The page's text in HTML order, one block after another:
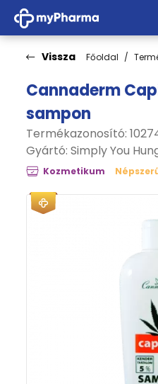
Vissza Főoldal
Cannaderm
sampon
Termékazonosító:
Gyártó: Simply You
Kozmetikum